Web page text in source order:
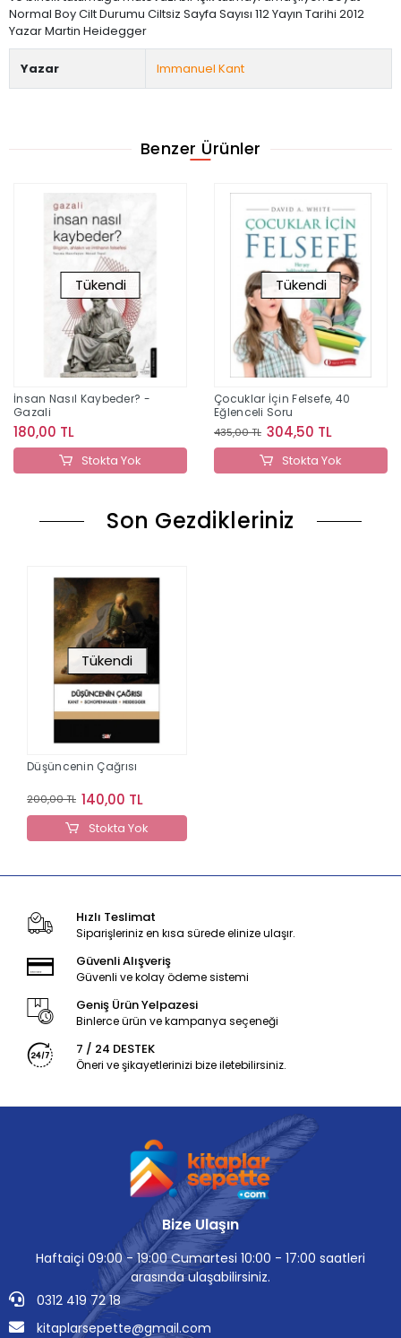
Normal Boy Cilt Durumu Ciltsiz Sayfa Sayısı 112 Yayın Tarihi 2012
Yazar Martin Heidegger
Yazar Immanuel Kant
Benzer Ürünler
Tükendi
İnsan Nasıl Kaybeder? -
Gazali
180,00 TL
Stokta Yok
Tükendi
Çocuklar İçin Felsefe, 40
Eğlenceli Soru
435,00 TL 304,50 TL
Stokta Yok
Son Gezdikleriniz
Tükendi
Düşüncenin Çağrısı
200,00 TL 140,00 TL
Stokta Yok
Hızlı Teslimat
Siparişleriniz en kısa sürede elinize ulaşır.
Güvenli Alışveriş
Güvenli ve kolay ödeme sistemi
Geniş Ürün Yelpazesi
Binlerce ürün ve kampanya seçeneği
7 / 24 DESTEK
Öneri ve şikayetlerinizi bize iletebilirsiniz.
Bize Ulaşın
Haftaiçi 09:00 - 19:00 Cumartesi 10:00 - 17:00 saatleri
arasında ulaşabilirsiniz.
0312 419 72 18
kitaplarsepette@gmail.com